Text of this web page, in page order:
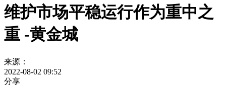
维护市场平稳运行作为重中之
重 -黄金城
来源：
2022-08-02 09:52
分享